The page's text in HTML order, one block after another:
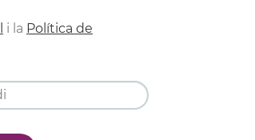
i la Política de